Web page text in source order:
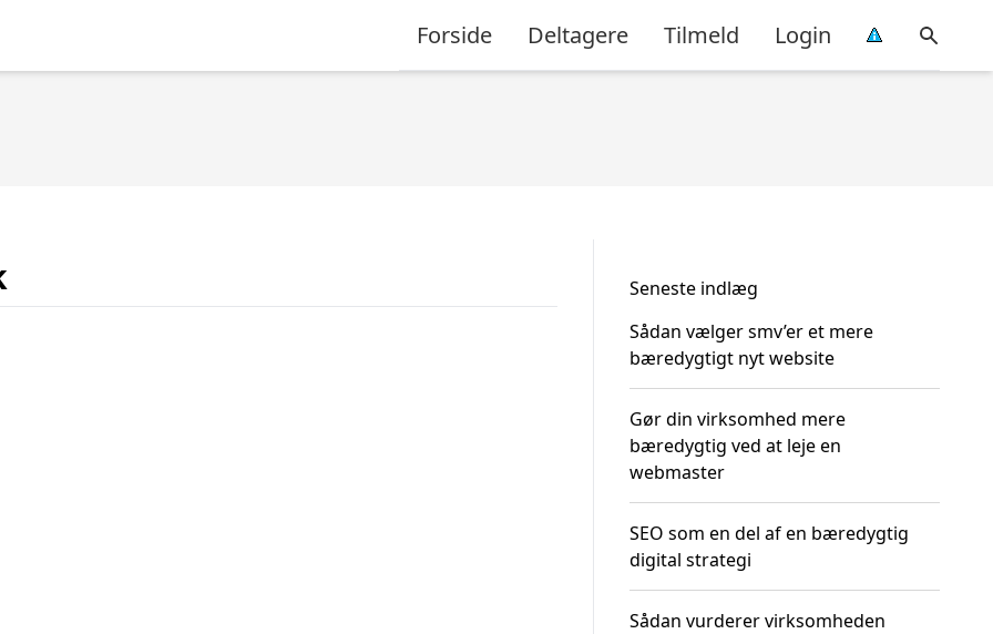
Forside Deltagere Tilmeld Login
Seneste indlæg
Sådan vælger smv’er et mere
bæredygtigt nyt website
Gør din virksomhed mere
bæredygtig ved at leje en
webmaster
SEO som en del af en bæredygtig
digital strategi
Sådan vurderer virksomheden